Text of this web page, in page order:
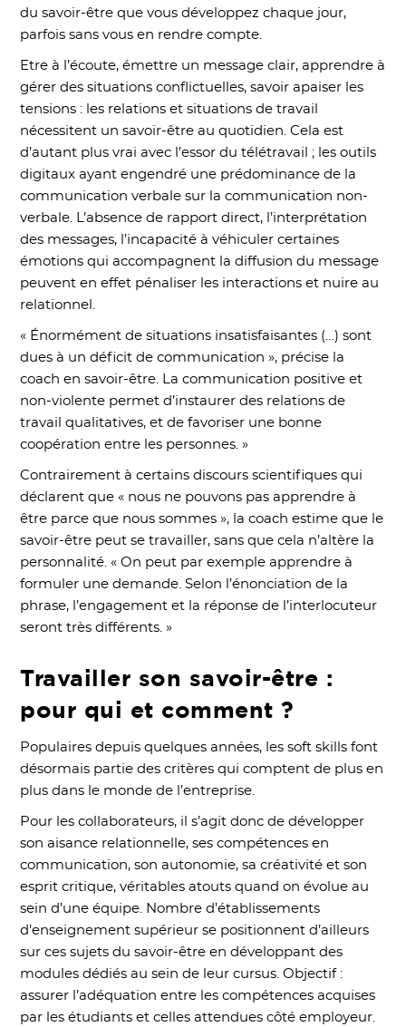
du savoir-être que vous développez chaque jour,
parfois sans vous en rendre compte.
Etre à l’écoute, émettre un message clair, apprendre à
gérer des situations conflictuelles, savoir apaiser les
tensions : les relations et situations de travail
nécessitent un savoir-être au quotidien. Cela est
d’autant plus vrai avec l’essor du télétravail ; les outils
digitaux ayant engendré une prédominance de la
communication verbale sur la communication non-
verbale. L’absence de rapport direct, l’interprétation
des messages, l’incapacité à véhiculer certaines
émotions qui accompagnent la diffusion du message
peuvent en effet pénaliser les interactions et nuire au
relationnel.
« Énormément de situations insatisfaisantes (…) sont
dues à un déficit de communication », précise la
coach en savoir-être. La communication positive et
non-violente permet d’instaurer des relations de
travail qualitatives, et de favoriser une bonne
coopération entre les personnes. »
Contrairement à certains discours scientifiques qui
déclarent que « nous ne pouvons pas apprendre à
être parce que nous sommes », la coach estime que le
savoir-être peut se travailler, sans que cela n’altère la
personnalité. « On peut par exemple apprendre à
formuler une demande. Selon l’énonciation de la
phrase, l’engagement et la réponse de l’interlocuteur
seront très différents. »
Travailler son savoir-être :
pour qui et comment ?
Populaires depuis quelques années, les soft skills font
désormais partie des critères qui comptent de plus en
plus dans le monde de l’entreprise.
Pour les collaborateurs, il s’agit donc de développer
son aisance relationnelle, ses compétences en
communication, son autonomie, sa créativité et son
esprit critique, véritables atouts quand on évolue au
sein d’une équipe. Nombre d’établissements
d’enseignement supérieur se positionnent d’ailleurs
sur ces sujets du savoir-être en développant des
modules dédiés au sein de leur cursus. Objectif :
assurer l’adéquation entre les compétences acquises
par les étudiants et celles attendues côté employeur.